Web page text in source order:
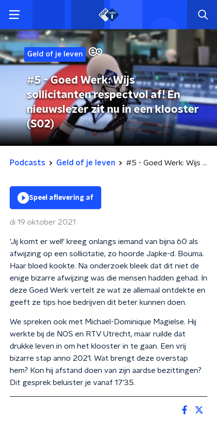
Geld of je leven
#5 - Goed Werk: Wijs
sollicitanten respectvol af! En
nieuwslezer zit nu in een klooster
(S02)
Podcasts Geld of je leven #5 - Goed Werk: Wijs sollicitanten respectvol af! En nieuwslezer zit nu in een klooster (S02)
Speel aflevering af
di 19 oktober 2021
'Jij komt er wel!' kreeg onlangs iemand van bijna 60 als
afwijzing op een sollicitatie, zo hoorde Japke-d. Bouma.
Haar bloed kookte. Na onderzoek bleek dat dit niet de
enige bizarre afwijzing was die mensen hadden gehad. In
deze Goed Werk vertelt ze wat ze allemaal ontdekte en
geeft ze tips hoe bedrijven dit beter kunnen doen.
We spreken ook met Michael-Dominique Magielse. Hij
werkte bij de NOS en RTV Utrecht, maar ruilde dat
drukke leven in om het klooster in te gaan. Een vrij
bizarre stap anno 2021. Wat brengt deze overstap
hem? Kon hij afstand doen van zijn aardse bezittingen?
Dit gesprek beluister je vanaf 17'35.